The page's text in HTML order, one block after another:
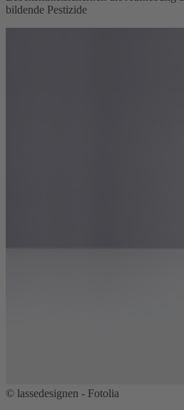
bildende Pestizide
© lassedesignen - Fotolia